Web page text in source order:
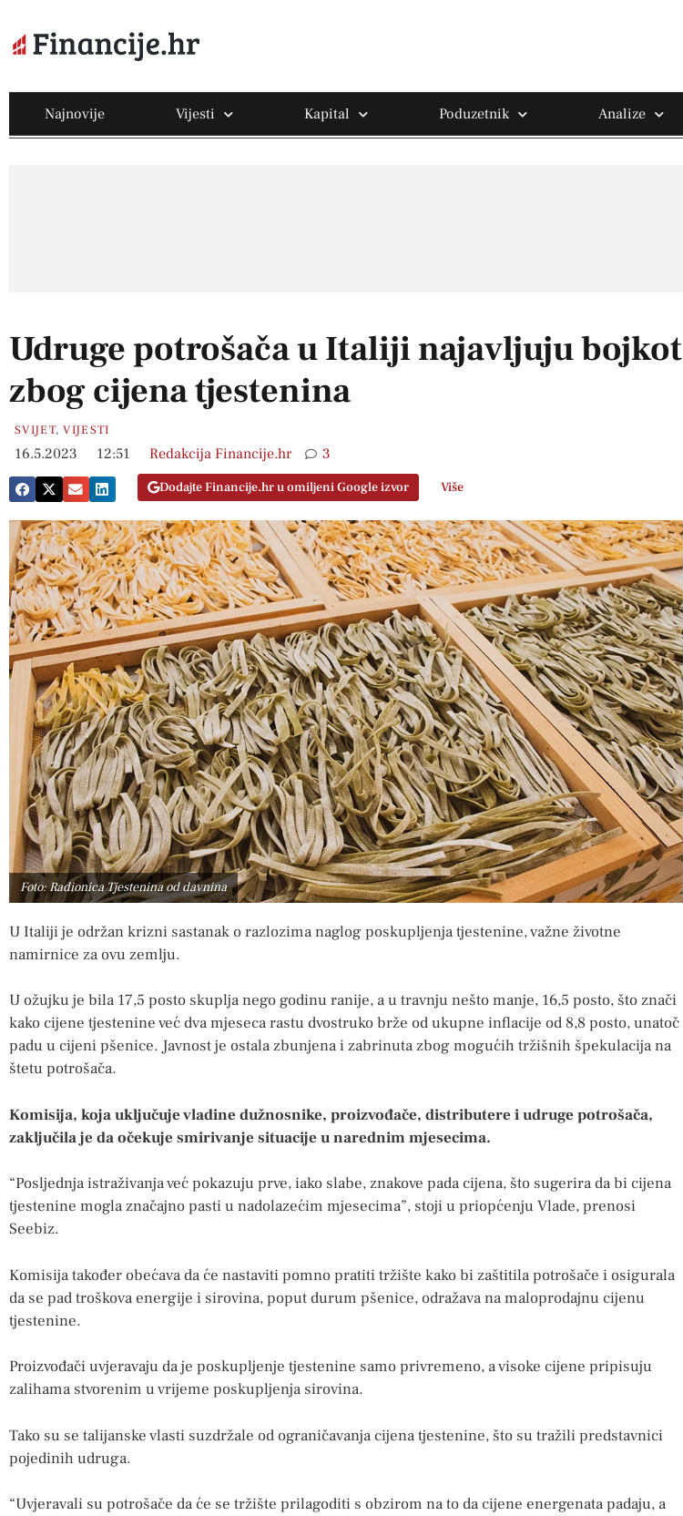
Najnovije Vijesti Kapital Poduzetnik Analize
Udruge potrošača u Italiji najavljuju bojkot
zbog cijena tjestenina
SVIJET,VIJESTI
16.5.2023 12:51 Redakcija Financije.hr 3
Dodajte Financije.hr u omiljeni Google izvor Više
Foto: Radionica Tjestenina od davnina
U Italiji je održan krizni sastanak o razlozima naglog poskupljenja tjestenine, važne životne
namirnice za ovu zemlju.
U ožujku je bila 17,5 posto skuplja nego godinu ranije, a u travnju nešto manje, 16,5 posto, što znači
kako cijene tjestenine već dva mjeseca rastu dvostruko brže od ukupne inflacije od 8,8 posto, unatoč
padu u cijeni pšenice. Javnost je ostala zbunjena i zabrinuta zbog mogućih tržišnih špekulacija na
štetu potrošača.
Komisija, koja uključuje vladine dužnosnike, proizvođače, distributere i udruge potrošača,
zaključila je da očekuje smirivanje situacije u narednim mjesecima.
“Posljednja istraživanja već pokazuju prve, iako slabe, znakove pada cijena, što sugerira da bi cijena
tjestenine mogla značajno pasti u nadolazećim mjesecima”, stoji u priopćenju Vlade, prenosi
Seebiz.
Komisija također obećava da će nastaviti pomno pratiti tržište kako bi zaštitila potrošače i osigurala
da se pad troškova energije i sirovina, poput durum pšenice, odražava na maloprodajnu cijenu
tjestenine.
Proizvođači uvjeravaju da je poskupljenje tjestenine samo privremeno, a visoke cijene pripisuju
zalihama stvorenim u vrijeme poskupljenja sirovina.
Tako su se talijanske vlasti suzdržale od ograničavanja cijena tjestenine, što su tražili predstavnici
pojedinih udruga.
“Uvjeravali su potrošače da će se tržište prilagoditi s obzirom na to da cijene energenata padaju, a